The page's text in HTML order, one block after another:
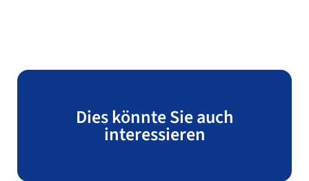
Dies könnte Sie auch
interessieren